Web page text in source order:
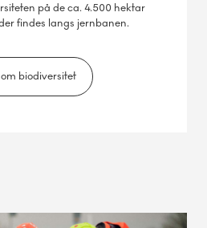
på de ca. 4.500 hektar
findes langs jernbanen.
biodiversitet